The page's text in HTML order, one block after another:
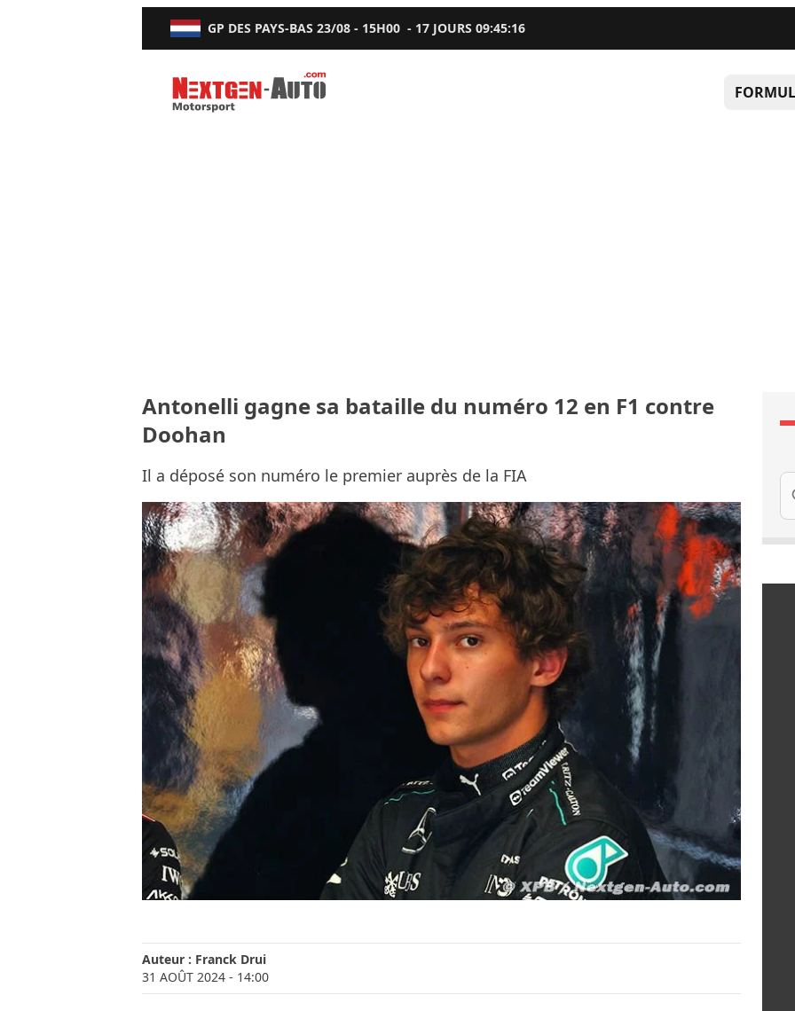
GP DES PAYS-BAS 23/08 - 15H00 - 17 JOURS09:45:15
Nextgen-Auto.com
Antonelli gagne sa bataille du numéro 12 en F1 contre
Doohan
Il a déposé son numéro le premier auprès de la FIA
Auteur : Franck Drui
31 AOÛT 2024 - 14:00